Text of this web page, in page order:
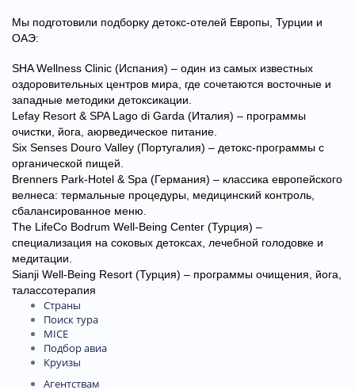
Мы подготовили подборку детокс-отелей Европы, Турции и
ОАЭ:
SHA Wellness Clinic (Испания) – один из самых известных
оздоровительных центров мира, где сочетаются восточные и
западные методики детоксикации.
Lefay Resort & SPA Lago di Garda (Италия) – программы
очистки, йога, аюрведическое питание.
Six Senses Douro Valley (Португалия) – детокс-программы с
органической пищей.
Brenners Park-Hotel & Spa (Германия) – классика европейского
велнеса: термальные процедуры, медицинский контроль,
сбалансированное меню.
The LifeCo Bodrum Well-Being Center (Турция) –
специализация на соковых детоксах, лечебной голодовке и
медитации.
Sianji Well-Being Resort (Турция) – программы очищения, йога,
талассотерапия
Страны
Поиск тура
MICE
Подбор авиа
Круизы
Агентствам